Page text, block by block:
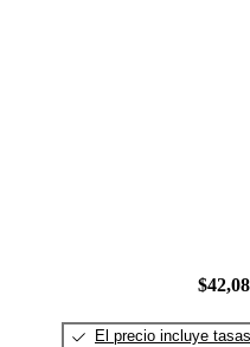
El precio incluye tasas